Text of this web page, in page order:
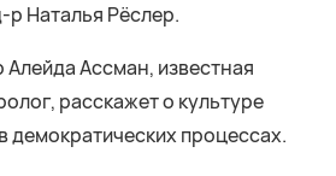
р Наталья Рёслер.
Ассман, известная
расскажет о культуре
демократических процессах.